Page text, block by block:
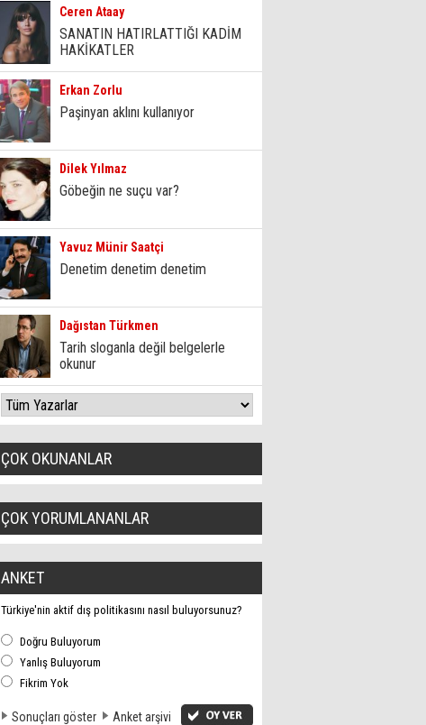
Ceren Ataay
SANATIN HATIRLATTIĞI KADİM
HAKİKATLER
Erkan Zorlu
Paşinyan aklını kullanıyor
Dilek Yılmaz
Göbeğin ne suçu var?
Yavuz Münir Saatçi
Denetim denetim denetim
Dağıstan Türkmen
Tarih sloganla değil belgelerle
okunur
ÇOK OKUNANLAR
ÇOK YORUMLANANLAR
ANKET
Türkiye'nin aktif dış politikasını nasıl buluyorsunuz?
Doğru Buluyorum
Yanlış Buluyorum
Fikrim Yok
Sonuçları göster Anket arşivi